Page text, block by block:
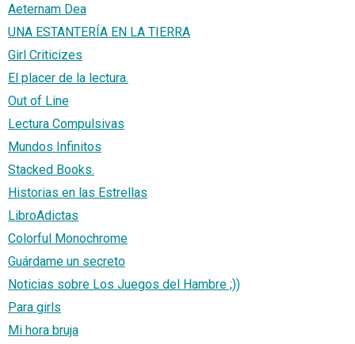
Aeternam Dea
UNA ESTANTERÍA EN LA TIERRA
Girl Criticizes
El placer de la lectura.
Out of Line
Lectura Compulsivas
Mundos Infinitos
Stacked Books.
Historias en las Estrellas
LibroAdictas
Colorful Monochrome
Guárdame un secreto
Noticias sobre Los Juegos del Hambre ;))
Para girls
Mi hora bruja